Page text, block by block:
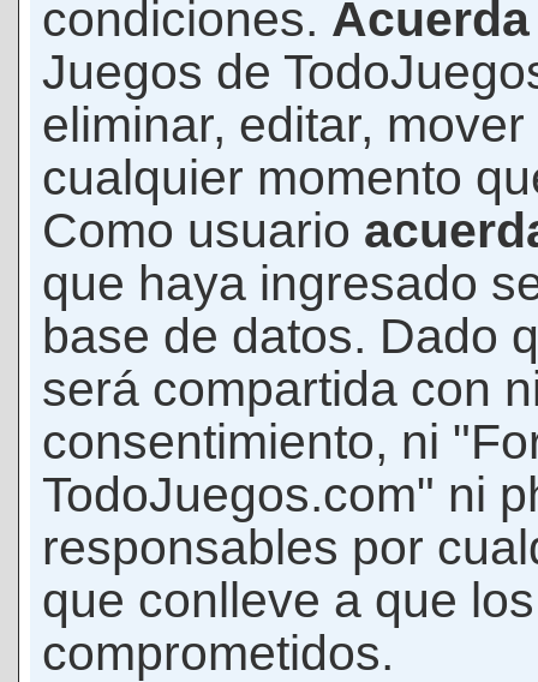
condiciones. Acuerda
Juegos de
eliminar, editar,
cualquier momento
Como usuario
que haya ingresado
base de datos. Dado
será compartida con
consentimiento, ni
TodoJuegos.com" ni
responsables por
que conlleve a que
comprometidos.